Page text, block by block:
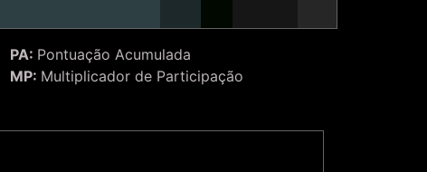
PA: Pontuação Acumulada
MP: Multiplicador de Participação